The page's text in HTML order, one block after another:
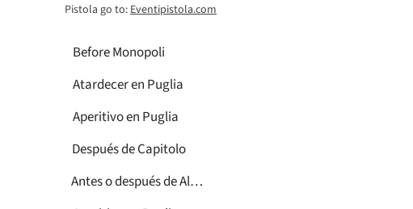
Pistola go to: Eventipistola.com
Before Monopoli
Atardecer en Puglia
Aperitivo en Puglia
Después de Capitolo
Antes o después de Alberobello